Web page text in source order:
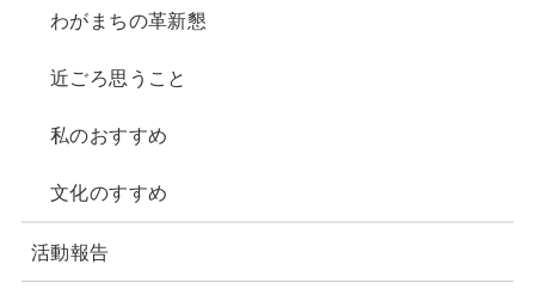
わがまちの革新懇
近ごろ思うこと
私のおすすめ
文化のすすめ
活動報告